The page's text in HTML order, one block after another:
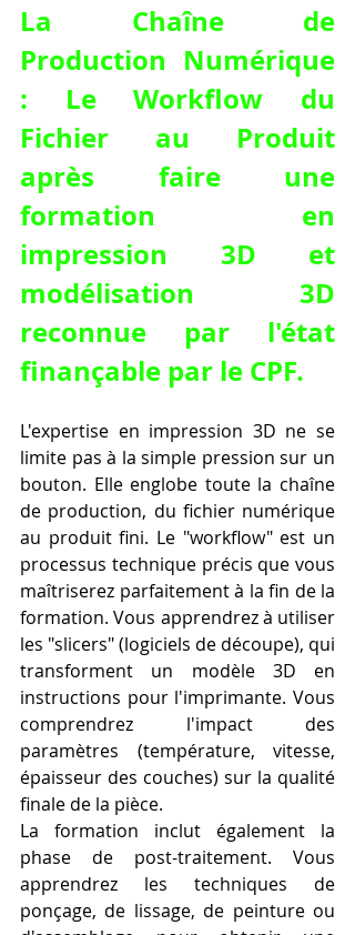
La Chaîne de
Production Numérique
: Le Workflow du
Fichier au Produit
après faire une
formation en
impression 3D et
modélisation 3D
reconnue par l'état
finançable par le CPF.
L'expertise en impression 3D ne se
limite pas à la simple pression sur un
bouton. Elle englobe toute la chaîne
de production, du fichier numérique
au produit fini. Le "workflow" est un
processus technique précis que vous
maîtriserez parfaitement à la fin de la
formation. Vous apprendrez à utiliser
les "slicers" (logiciels de découpe), qui
transforment un modèle 3D en
instructions pour l'imprimante. Vous
comprendrez l'impact des
paramètres (température, vitesse,
épaisseur des couches) sur la qualité
finale de la pièce.
La formation inclut également la
phase de post-traitement. Vous
apprendrez les techniques de
ponçage, de lissage, de peinture ou